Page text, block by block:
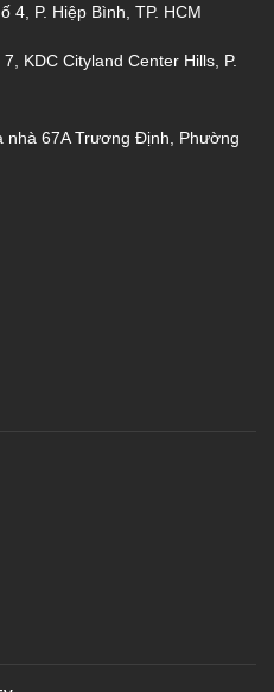
4, P. Hiệp Bình, TP. HCM
KDC Cityland Center Hills, P.
nhà 67A Trương Định, Phường